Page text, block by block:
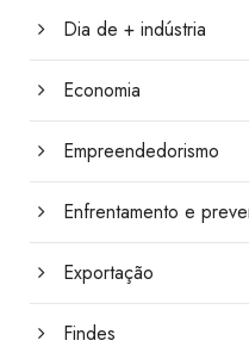
Dia de + indústria
Economia
Empreendedorismo
Enfrentamento e
Exportação
Findes